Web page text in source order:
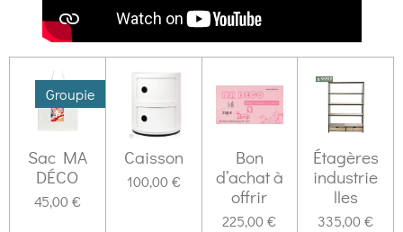
Groupie
Sac MA
DÉCO
45,00 €
Caisson
100,00 €
Bon
d’achat à
offrir
225,00 €
Étagères
industrie
lles
335,00 €